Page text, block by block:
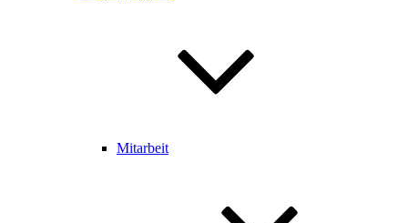
Mitarbeit